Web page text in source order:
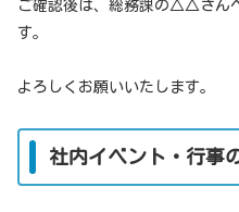
ご確認後は、総務課の△△さん
す。
よろしくお願いいたします。
社内イベント・行事